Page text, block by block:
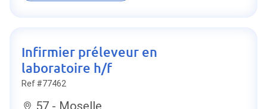
Infirmier préleveur en
laboratoire h/f
Ref #77462
57 - Moselle